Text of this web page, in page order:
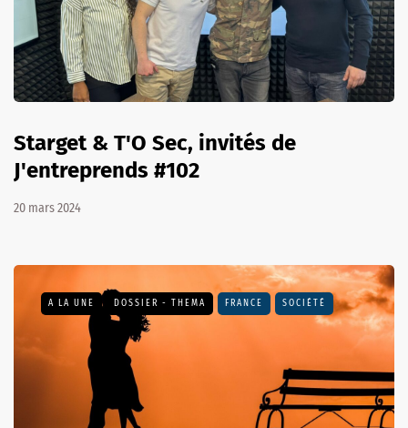
Starget & T'O Sec, invités de
J'entreprends #102
20 mars 2024
A LA UNE DOSSIER - THEMA FRANCE SOCIÉTÉ